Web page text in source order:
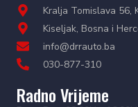
Kralja Tomislava 56,
Kiseljak, Bosna i
info@drrauto.ba
030-877-310
Radno Vrijeme